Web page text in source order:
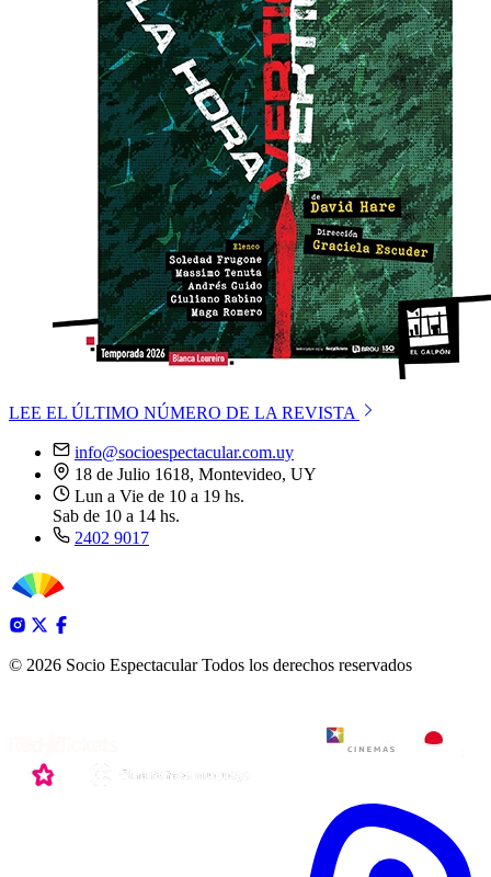
LEE EL ÚLTIMO NÚMERO DE LA REVISTA
info@socioespectacular.com.uy
18 de Julio 1618, Montevideo, UY
Lun a Vie de 10 a 19 hs.
Sab de 10 a 14 hs.
2402 9017
© 2026 Socio Espectacular Todos los derechos reservados